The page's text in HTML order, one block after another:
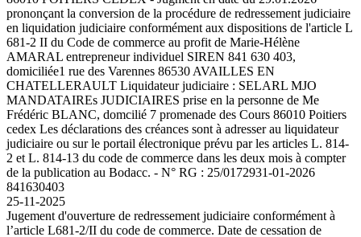
prononçant la conversion de la procédure de redressement judiciaire
en liquidation judiciaire conformément aux dispositions de l'article L
681-2 II du Code de commerce au profit de Marie-Hélène
AMARAL entrepreneur individuel SIREN 841 630 403,
domiciliée1 rue des Varennes 86530 AVAILLES EN
CHATELLERAULT Liquidateur judiciaire : SELARL MJO
MANDATAIREs JUDICIAIRES prise en la personne de Me
Frédéric BLANC, domcilié 7 promenade des Cours 86010 Poitiers
cedex Les déclarations des créances sont à adresser au liquidateur
judiciaire ou sur le portail électronique prévu par les articles L. 814-
2 et L. 814-13 du code de commerce dans les deux mois à compter
de la publication au Bodacc. - N° RG : 25/0172931-01-2026
841630403
25-11-2025
Jugement d'ouverture de redressement judiciaire conformément à
l’article L681-2/II du code de commerce. Date de cessation de